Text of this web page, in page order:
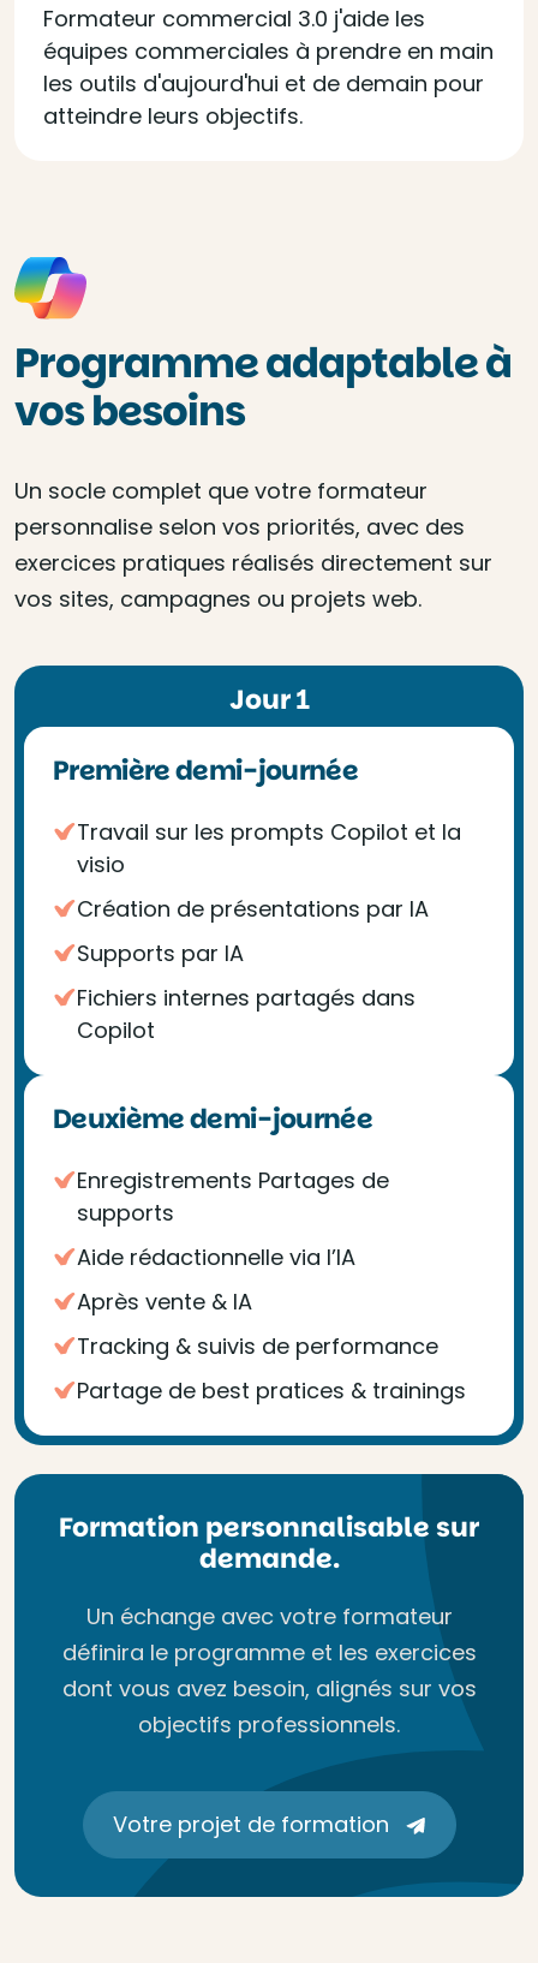
Formateur commercial 3.0 j'aide les
équipes commerciales à prendre en main
les outils d'aujourd'hui et de demain pour
atteindre leurs objectifs.
Programme adaptable à
vos besoins
Un socle complet que votre formateur
personnalise selon vos priorités, avec des
exercices pratiques réalisés directement sur
vos sites, campagnes ou projets web.
Jour 1
Première demi-journée
Travail sur les prompts Copilot et la
visio
Création de présentations par IA
Supports par IA
Fichiers internes partagés dans
Copilot
Deuxième demi-journée
Enregistrements Partages de
supports
Aide rédactionnelle via l’IA
Après vente & IA
Tracking & suivis de performance
Partage de best pratices & trainings
Formation personnalisable sur
demande.
Un échange avec votre formateur
définira le programme et les exercices
dont vous avez besoin, alignés sur vos
objectifs professionnels.
Votre projet de formation